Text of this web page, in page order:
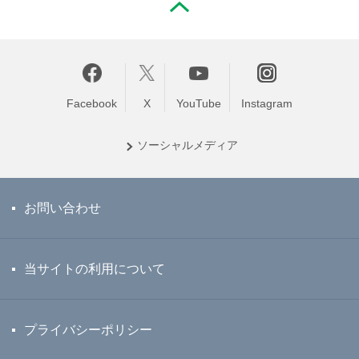
Facebook X YouTube Instagram
ソーシャルメディア
お問い合わせ
当サイトの利用について
プライバシーポリシー